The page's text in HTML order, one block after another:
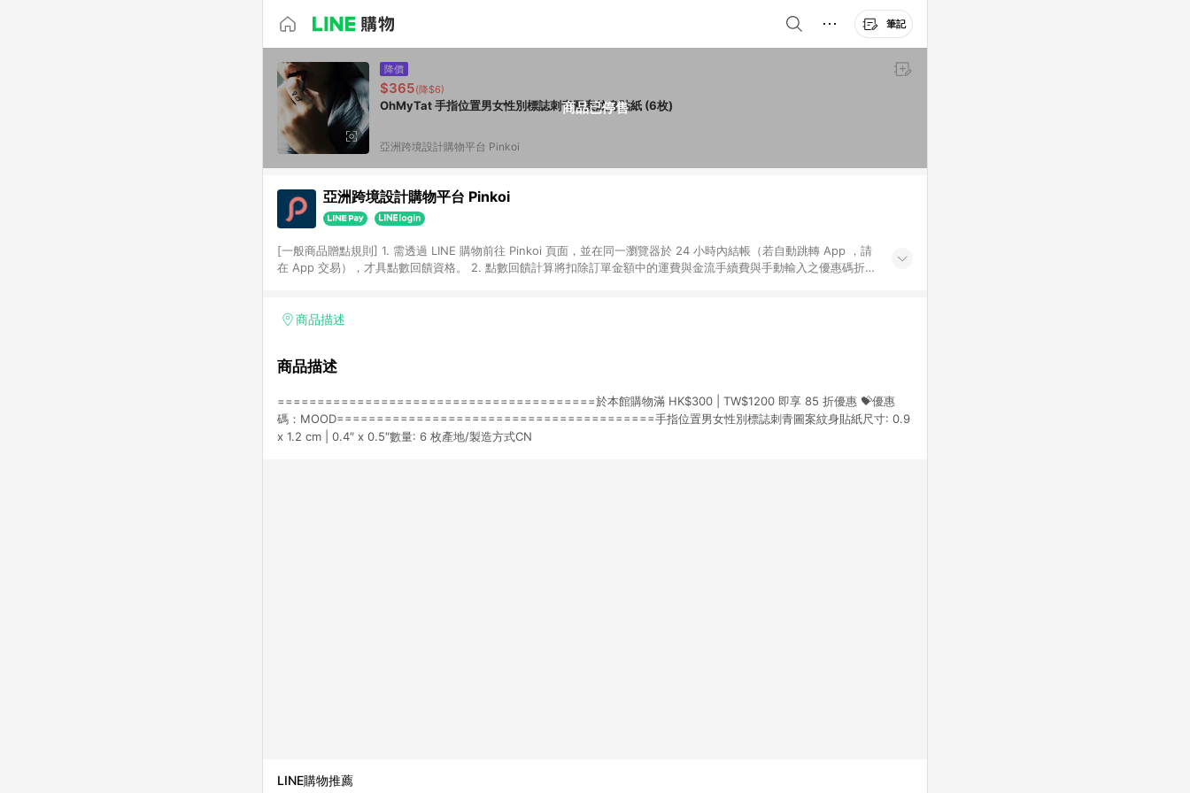
筆記
商品已停售
降價
$365(降$6)
OhMyTat 手指位置男女性別標誌刺青圖案紋身貼紙 (6枚)
亞洲跨境設計購物平台 Pinkoi
亞洲跨境設計購物平台 Pinkoi
[一般商品贈點規則] 1. 需透過 LINE 購物前往 Pinkoi 頁面，並在同一瀏覽器於 24 小時內結帳（若自動跳轉 App ，請
在 App 交易），才具點數回饋資格。 2. 點數回饋計算將扣除訂單金額中的運費與金流手續費與手動輸入之優惠碼折
格，部分退款不在此限。 6. APP 請更新至Android v4.6.0 / iOS v4.1.5 以上才具贈點資格。 7. 點數將於出貨後 45 天
使用規則請以點數紅包活動說明為準。 11. 若於 LINE 購物前往 Pinkoi 頁面後才首次下載 Pinkoi APP 並完成訂單，不
商品描述
商品描述
========================================於本館購物滿 HK$300 | TW$1200 即享 85 折優惠 💝優惠
碼：MOOD========================================手指位置男女性別標誌刺青圖案紋身貼紙尺寸: 0.9
x 1.2 cm | 0.4″ x 0.5″數量: 6 枚產地/製造方式CN
LINE購物推薦